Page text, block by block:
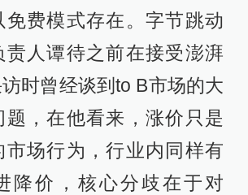
免费模式存在。字节跳动
责人谭待之前在接受澎湃
时曾经谈到to B市场的大
题，在他看来，涨价只是
市场行为，行业内同样有
降价，核心分歧在于对